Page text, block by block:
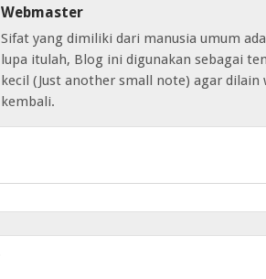
Webmaster
Sifat yang dimiliki dari manusia umum
lupa itulah, Blog ini digunakan sebagai
kecil (Just another small note) agar
kembali.